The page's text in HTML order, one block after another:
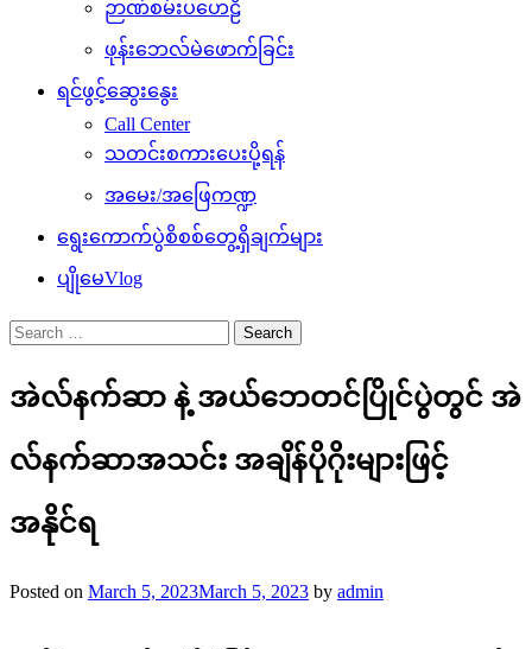
ဉာဏ်စမ်းပဟေဠိ
ဖုန်းဘေလ်မဲဖောက်ခြင်း
ရင်ဖွင့်ဆွေးနွေး
Call Center
သတင်းစကားပေးပို့ရန်
အမေး/အဖြေကဏ္ဍ
ရွေးကောက်ပွဲစိစစ်တွေ့ရှိချက်များ
ပျိုမေVlog
Search
for:
အဲလ်နက်ဆာ နဲ့ အယ်ဘေတင်ပြိုင်ပွဲတွင် အဲ
လ်နက်ဆာအသင်း အချိန်ပိုဂိုးများဖြင့်
အနိုင်ရ
Posted on March 5, 2023March 5, 2023 by admin